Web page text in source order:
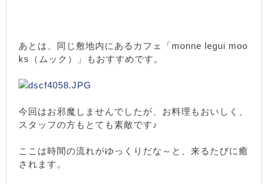
あとは、同じ敷地内にあるカフェ「monne legui moo
ks（ムック）」もおすすめです。
今回はお邪魔しませんでしたが、お料理もおいしく、
スタッフの方もとても素敵です♪
ここは時間の流れがゆっくりだな～と、来るたびに癒
されます。